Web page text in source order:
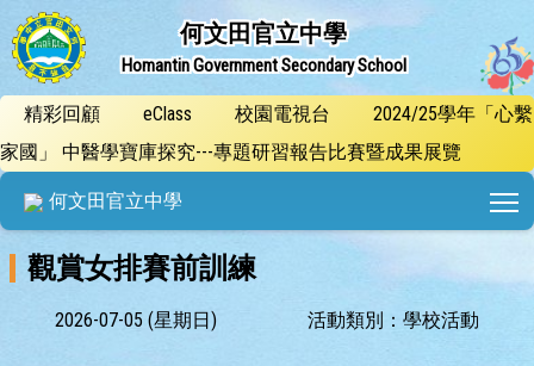
何文田官立中學
Homantin Government Secondary School
精彩回顧 eClass 校園電視台
2024/25學年「心繫
家國」 中醫學寶庫探究---專題研習報告比賽暨成果展覽
何文田官立中學
觀賞女排賽前訓練
2026-07-05 (星期日) 活動類別：學校活動